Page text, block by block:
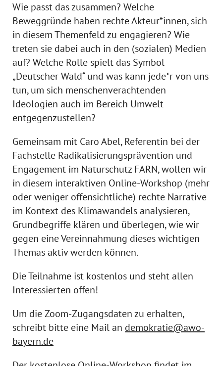
Wie passt das zusammen? Welche
Beweggründe haben rechte Akteur*innen, sich
in diesem Themenfeld zu engagieren? Wie
treten sie dabei auch in den (sozialen) Medien
auf? Welche Rolle spielt das Symbol
„Deutscher Wald“ und was kann jede*r von uns
tun, um sich menschenverachtenden
Ideologien auch im Bereich Umwelt
entgegenzustellen?
Gemeinsam mit Caro Abel, Referentin bei der
Fachstelle Radikalisierungsprävention und
Engagement im Naturschutz FARN, wollen wir
in diesem interaktiven Online-Workshop (mehr
oder weniger offensichtliche) rechte Narrative
im Kontext des Klimawandels analysieren,
Grundbegriffe klären und überlegen, wie wir
gegen eine Vereinnahmung dieses wichtigen
Themas aktiv werden können.
Die Teilnahme ist kostenlos und steht allen
Interessierten offen!
Um die Zoom-Zugangsdaten zu erhalten,
schreibt bitte eine Mail an demokratie@awo-
bayern.de